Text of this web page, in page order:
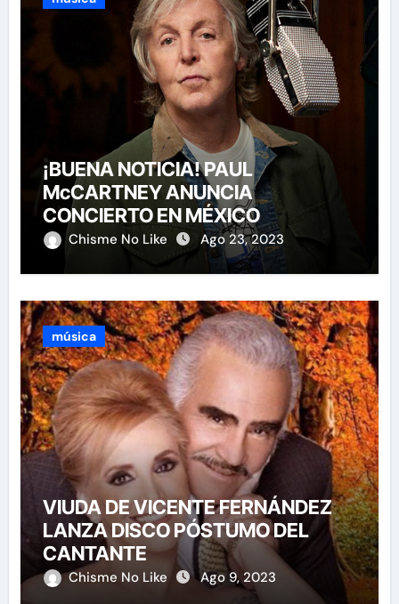
¡BUENA NOTICIA! PAUL
McCARTNEY ANUNCIA
CONCIERTO EN MÉXICO
Chisme No Like Ago 23, 2023
música
VIUDA DE VICENTE FERNÁNDEZ
LANZA DISCO PÓSTUMO DEL
CANTANTE
Chisme No Like Ago 9, 2023